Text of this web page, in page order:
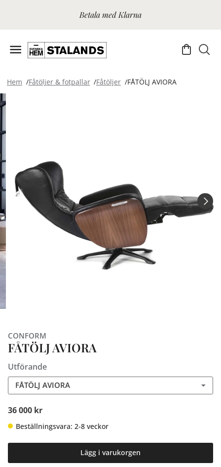
Betala med Klarna
Hem Fåtöljer & fotpallar Fåtöljer FÅTÖLJ AVIORA
CONFORM
FÅTÖLJ AVIORA
Utförande
FÅTÖLJ AVIORA
36 000 kr
Beställningsvara: 2-8 veckor
Lägg i varukorgen